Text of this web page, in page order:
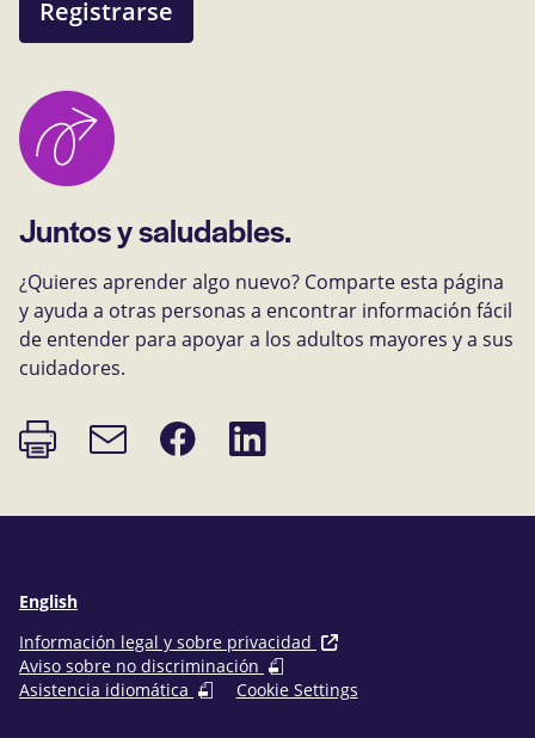
Registrarse
Juntos y saludables.
¿Quieres aprender algo nuevo? Comparte esta página
y ayuda a otras personas a encontrar información fácil
de entender para apoyar a los adultos mayores y a sus
cuidadores.
Imprimir
página
Enlace
de
Compartir
en
Compartir
en
English
Información legal y sobre privacidad
Aviso sobre no discriminación
Asistencia idiomática
Cookie Settings